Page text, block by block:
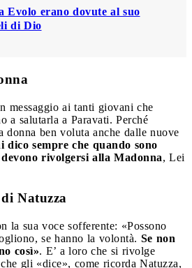
Evolo erano dovute al suo
di Dio
messaggio ai tanti giovani che
a salutarla a Paravati. Perché
donna ben voluta anche dalle nuove
dico sempre che quando sono
rivolgersi alla Madonna, Lei
Natuzza
la sua voce sofferente: «Possono
se hanno la volontà. Se non
così». E’ a loro che si rivolge
gli «dice», come ricorda Natuzza,